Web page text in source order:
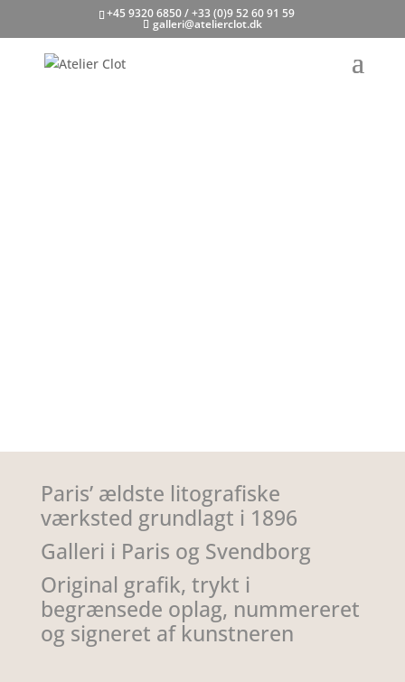
+45 9320 6850 / +33 (0)9 52 60 91 59
galleri@atelierclot.dk
Paris’ ældste litografiske
værksted grundlagt i 1896
Galleri i Paris og Svendborg
Original grafik, trykt i
begrænsede oplag, nummereret
og signeret af kunstneren